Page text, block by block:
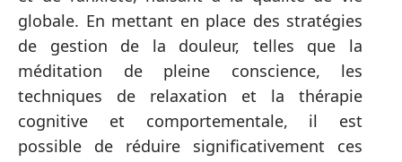
globale. En mettant en place des stratégies
de gestion de la douleur, telles que la
méditation de pleine conscience, les
techniques de relaxation et la thérapie
cognitive et comportementale, il est
possible de réduire significativement ces